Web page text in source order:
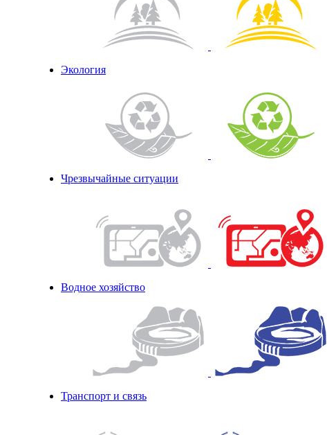
Экология
Чрезвычайные ситуации
Водное хозяйство
Транспорт и связь